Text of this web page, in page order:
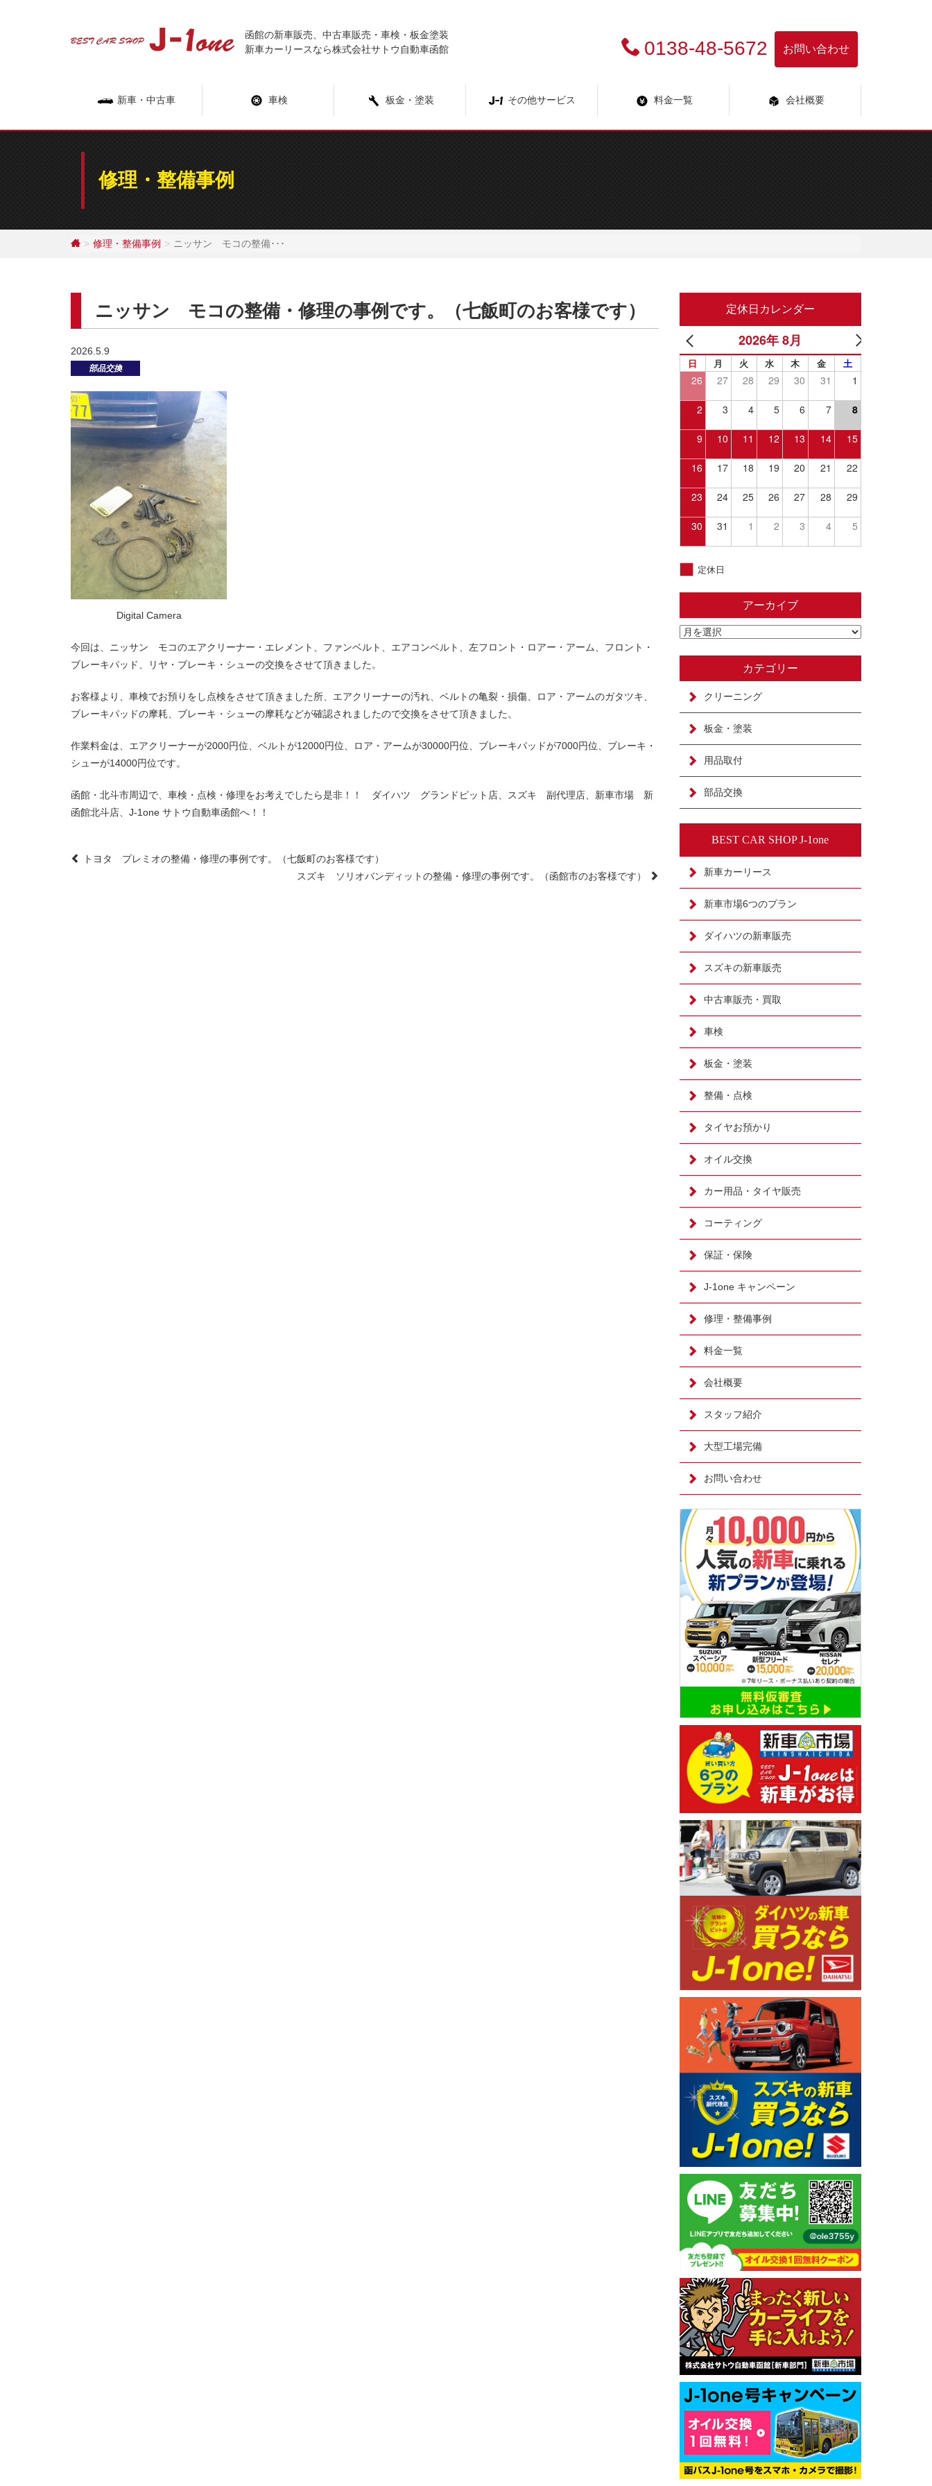
函館の新車販売、中古車販売・車検・板金塗装
新車カーリースなら株式会社サトウ自動車函館
0138-48-5672 お問い合わせ
新車・中古車 車検 板金・塗装 その他サービス 料金一覧 会社概要
修理・整備事例
修理・整備事例 ニッサン モコの整備･･･
ニッサン モコの整備・修理の事例です。（七飯町のお客様です）
2026.5.9
部品交換
Digital Camera
今回は、ニッサン モコのエアクリーナー・エレメント、ファンベルト、エアコンベルト、左フロント・ロアー・アーム、フロント・
ブレーキパッド、リヤ・ブレーキ・シューの交換をさせて頂きました。
お客様より、車検でお預りをし点検をさせて頂きました所、エアクリーナーの汚れ、ベルトの亀裂・損傷、ロア・アームのガタツキ、
ブレーキパッドの摩耗、ブレーキ・シューの摩耗などが確認されましたので交換をさせて頂きました。
作業料金は、エアクリーナーが2000円位、ベルトが12000円位、ロア・アームが30000円位、ブレーキパッドが7000円位、ブレーキ・
シューが14000円位です。
函館・北斗市周辺で、車検・点検・修理をお考えでしたら是非！！ ダイハツ グランドピット店、スズキ 副代理店、新車市場 新
函館北斗店、J-1one サトウ自動車函館へ！！
Post
トヨタ プレミオの整備・修理の事例です。（七飯町のお客様です）
スズキ ソリオバンディットの整備・修理の事例です。（函館市のお客様です）
定休日カレンダー
2026年 8月
日 月 火 水 木 金 土
26 27 28 29 30 31 1
2 3 4 5 6 7 8
9 10 11 12 13 14 15
16 17 18 19 20 21 22
23 24 25 26 27 28 29
30 31 1 2 3 4 5
定休日
アーカイブ
カテゴリー
クリーニング
板金・塗装
用品取付
部品交換
BEST CAR SHOP J-1one
新車カーリース
新車市場6つのプラン
ダイハツの新車販売
スズキの新車販売
中古車販売・買取
車検
板金・塗装
整備・点検
タイヤお預かり
オイル交換
カー用品・タイヤ販売
コーティング
保証・保険
J-1one キャンペーン
修理・整備事例
料金一覧
会社概要
スタッフ紹介
大型工場完備
お問い合わせ